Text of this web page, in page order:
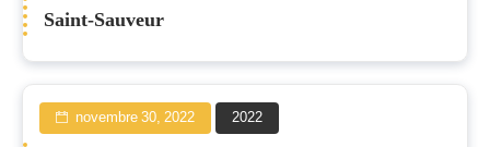
Saint-Sauveur
novembre 30, 2022 2022